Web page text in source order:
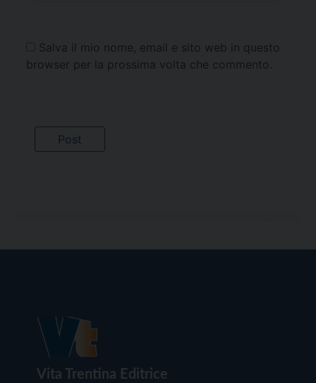
Salva il mio nome, email e sito web in questo
browser per la prossima volta che commento.
Vita Trentina Editrice